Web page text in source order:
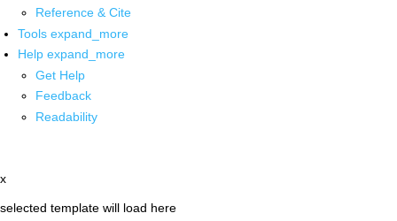
Reference & Cite
Tools expand_more
Help expand_more
Get Help
Feedback
Readability
x
selected template will load here